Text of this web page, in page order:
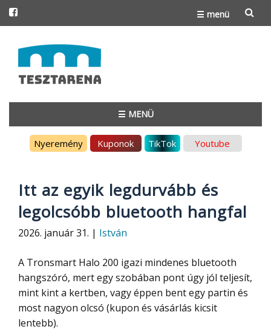
☰ menü
to
content
☰ MENÜ
Nyeremény Kuponok TikTok Youtube
Itt az egyik legdurvább és
legolcsóbb bluetooth hangfal
2026. január 31. | István
A Tronsmart Halo 200 igazi mindenes bluetooth
hangszóró, mert egy szobában pont úgy jól teljesít,
mint kint a kertben, vagy éppen bent egy partin és
most nagyon olcsó (kupon és vásárlás kicsit
lentebb).